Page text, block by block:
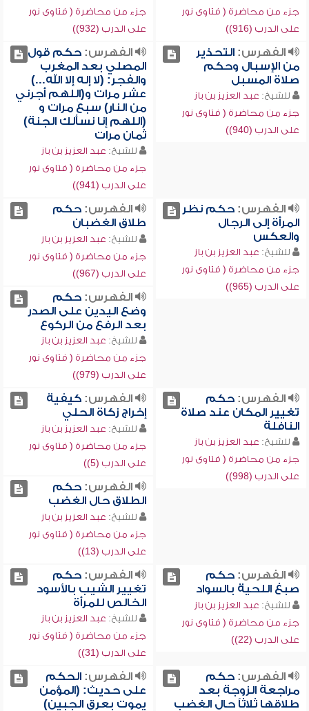
جزء من محاضرة ( فتاوى نور
على الدرب (916))
جزء من محاضرة ( فتاوى نور
على الدرب (932))
الفهرس:التحذير
من الإسبال وحكم
صلاة المسبل
للشيخ: عبد العزيز بن باز
جزء من محاضرة ( فتاوى نور
على الدرب (940))
الفهرس:حكم قول
المصلي بعد المغرب
والفجر: (لا إله إلا الله...)
عشر مرات و(اللهم أجرني
من النار) سبع مرات و
(اللهم إنا نسألك الجنة)
ثمان مرات
للشيخ: عبد العزيز بن باز
جزء من محاضرة ( فتاوى نور
على الدرب (941))
الفهرس:حكم نظر
المرأة إلى الرجال
والعكس
للشيخ: عبد العزيز بن باز
جزء من محاضرة ( فتاوى نور
على الدرب (965))
الفهرس:حكم
طلاق الغضبان
للشيخ: عبد العزيز بن باز
جزء من محاضرة ( فتاوى نور
على الدرب (967))
الفهرس:حكم
وضع اليدين على الصدر
بعد الرفع من الركوع
للشيخ: عبد العزيز بن باز
جزء من محاضرة ( فتاوى نور
على الدرب (979))
الفهرس:حكم
تغيير المكان عند صلاة
النافلة
للشيخ: عبد العزيز بن باز
جزء من محاضرة ( فتاوى نور
على الدرب (998))
الفهرس:كيفية
إخراج زكاة الحلي
للشيخ: عبد العزيز بن باز
جزء من محاضرة ( فتاوى نور
على الدرب (5))
الفهرس:حكم
الطلاق حال الغضب
للشيخ: عبد العزيز بن باز
جزء من محاضرة ( فتاوى نور
على الدرب (13))
الفهرس:حكم
صبغ اللحية بالسواد
للشيخ: عبد العزيز بن باز
جزء من محاضرة ( فتاوى نور
على الدرب (22))
الفهرس:حكم
تغيير الشيب بالأسود
الخالص للمرأة
للشيخ: عبد العزيز بن باز
جزء من محاضرة ( فتاوى نور
على الدرب (31))
الفهرس:حكم
مراجعة الزوجة بعد
طلاقها ثلاثاً حال الغضب
الفهرس:الحكم
على حديث: (المؤمن
يموت بعرق الجبين)